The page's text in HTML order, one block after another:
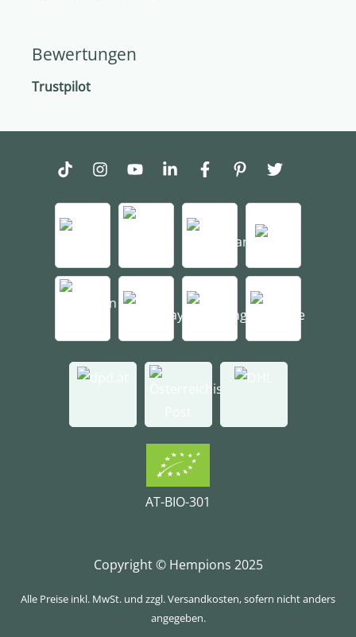
Bewertungen
Trustpilot
AT-BIO-301
Copyright © Hempions 2025
Alle Preise inkl. MwSt. und zzgl. Versandkosten, sofern nicht anders
angegeben.